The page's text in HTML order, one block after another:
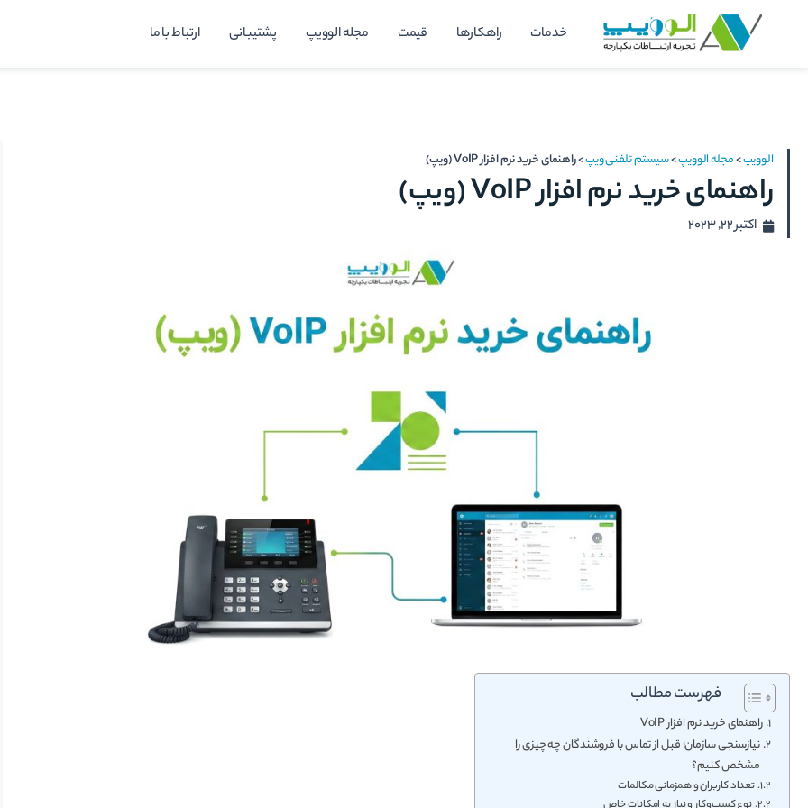
خدمات راهکارها قیمت مجله الوویپ پشتیبانی ارتباط با ما
الوویپ>مجله الوویپ>سیستم تلفنی ویپ>راهنمای خرید نرم افزار VoIP (ویپ)
راهنمای خرید نرم افزار VoIP (ویپ)
اکتبر 22, 2023
فهرست مطالب
راهنمای خرید نرم افزار VoIP
نیازسنجی سازمان؛ قبل از تماس با فروشندگان چه چیزی را
مشخص کنیم؟
تعداد کاربران و همزمانی مکالمات